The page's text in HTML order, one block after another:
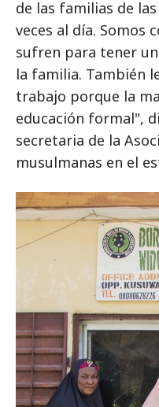
de las familias de
veces al día. Somos
sufren para tener
la familia. También
trabajo porque la
educación formal",
secretaria de la
musulmanas en el